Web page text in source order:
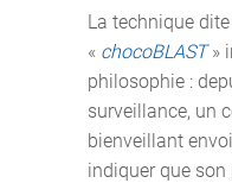
La technique
« chocoBLAST»
philosophie :
surveillance, un
bienveillant
indiquer que